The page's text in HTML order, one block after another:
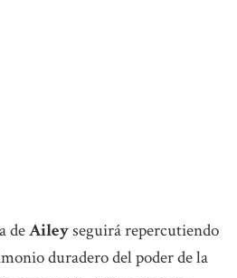
deAileyseguirá repercutiendo
duradero del poder de la